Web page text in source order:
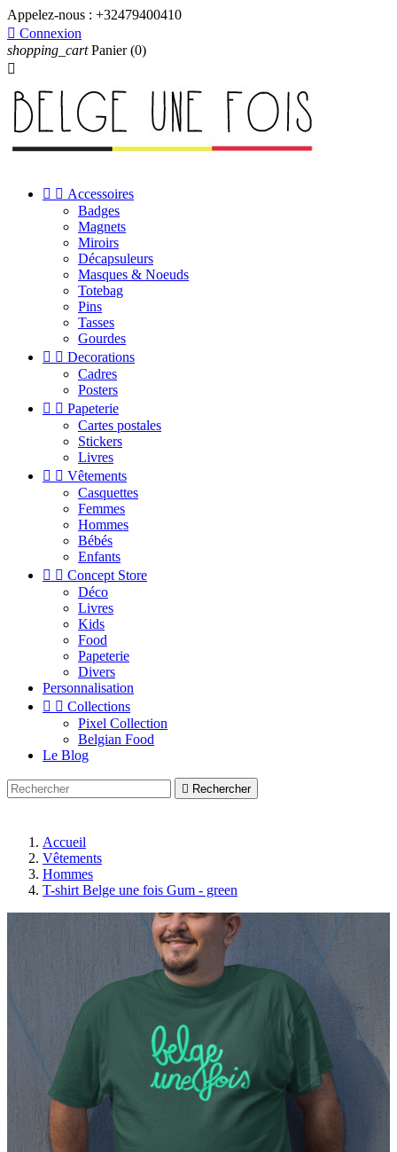
Appelez-nous : +32479400410
 Connexion
shopping_cart Panier (0)

  Accessoires
Badges
Magnets
Miroirs
Décapsuleurs
Masques & Noeuds
Totebag
Pins
Tasses
Gourdes
  Decorations
Cadres
Posters
  Papeterie
Cartes postales
Stickers
Livres
  Vêtements
Casquettes
Femmes
Hommes
Bébés
Enfants
  Concept Store
Déco
Livres
Kids
Food
Papeterie
Divers
Personnalisation
  Collections
Pixel Collection
Belgian Food
Le Blog
 Rechercher
Accueil
Vêtements
Hommes
T-shirt Belge une fois Gum - green